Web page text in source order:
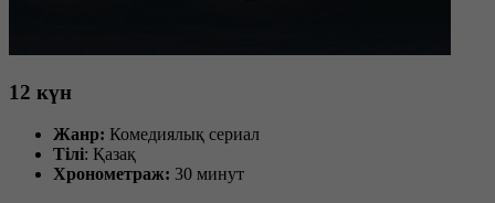
12 күн
Жанр: Комедиялық сериал
Тілі: Қазақ
Хронометраж: 30 минут